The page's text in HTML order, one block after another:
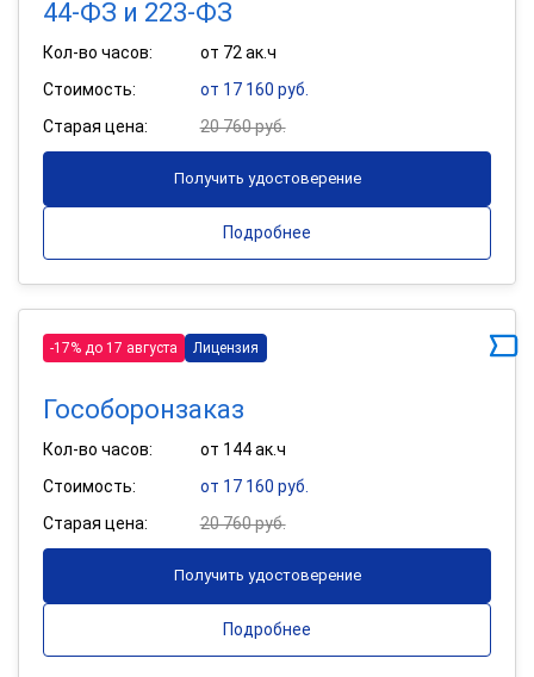
44-ФЗ и 223-ФЗ
Кол-во часов:
от 72 ак.ч
Стоимость:
от 17 160 руб.
Старая цена:
20 760 руб.
Получить удостоверение
Подробнее
-17% до 17 августа Лицензия
Гособоронзаказ
Кол-во часов:
от 144 ак.ч
Стоимость:
от 17 160 руб.
Старая цена:
20 760 руб.
Получить удостоверение
Подробнее